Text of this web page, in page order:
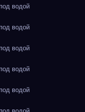
водой
водой
водой
водой
водой